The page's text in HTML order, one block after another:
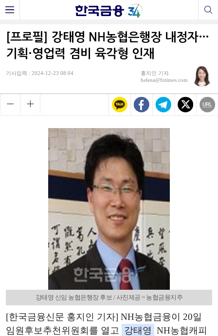
[프로필] 강태영 NH농협은행장 내정자…
기획·영업력 겸비 육각형 인재
기사입력 : 2024-12-23 08:04
홍지인 기자
helena@fntimes.com
강태영 신임 농협은행장 후보 / 사진제공 = 농협금융지주
[한국금융신문 홍지인 기자] NH농협금융이 20일
임원후보추천위원회를 열고
강태영
NH농협캐피